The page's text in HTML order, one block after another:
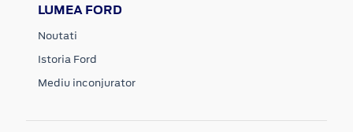
LUMEA FORD
Noutati
Istoria Ford
Mediu inconjurator